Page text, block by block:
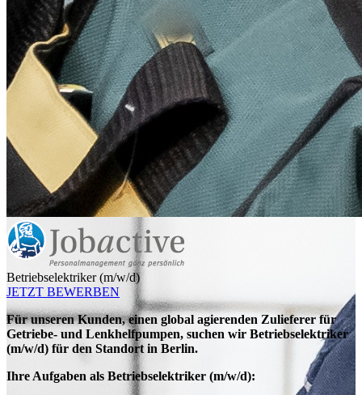
Betriebselektriker (m/w/d)
JETZT BEWERBEN
Für unseren Kunden, einen global agierenden Zulieferer für
Getriebe- und Lenkhelfpumpen, suchen wir Betriebselektriker
(m/w/d) für den Standort in Berlin.
Ihre Aufgaben als Betriebselektriker (m/w/d):